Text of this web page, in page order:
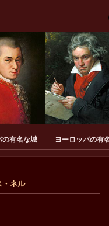
の有名な城 ヨーロッパの有
・ネル